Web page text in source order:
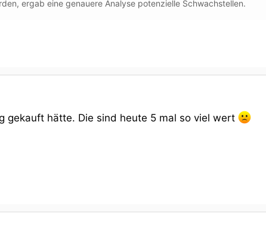
ergab eine genauere Analyse potenzielle Schwachstellen.
gekauft hätte. Die sind heute 5 mal so viel wert